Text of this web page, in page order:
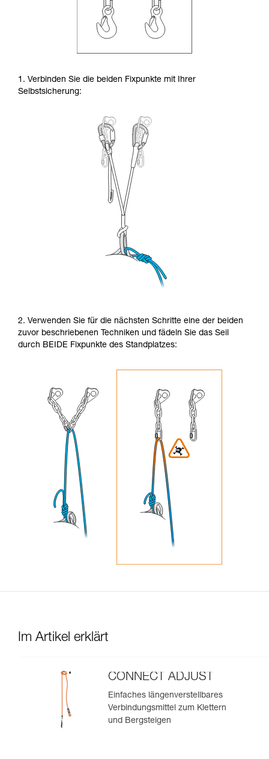
1. Verbinden Sie die beiden Fixpunkte mit Ihrer
Selbstsicherung:
2. Verwenden Sie für die nächsten Schritte eine der beiden
zuvor beschriebenen Techniken und fädeln Sie das Seil
durch BEIDE Fixpunkte des Standplatzes:
Im Artikel erklärt
CONNECT ADJUST
Einfaches längenverstellbares
Verbindungsmittel zum Klettern
und Bergsteigen